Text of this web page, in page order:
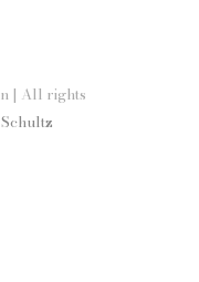
| All rights